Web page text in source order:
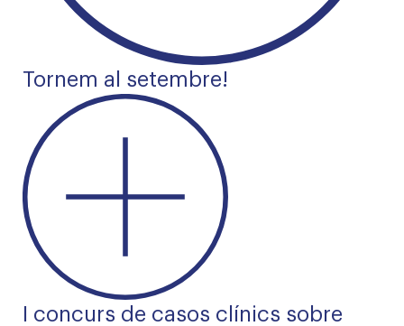
Tornem al setembre!
I concurs de casos clínics sobre